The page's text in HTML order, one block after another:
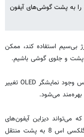
را به پشت گوشی‌های آیفون
بی‌سیم استفاده کند، ممکن
پشت و جلوی گوشی باشیم.
«سباستین هو» از CLSA معتقد است حسگر بر اساس وجود نمایشگر OLED تغییر
می‌تواند دیزاین آیفون‌های
موجود را تغییر دهد و برخی از فناوری‌ها را مانند گلکسی اس 8 به پشت منتقل